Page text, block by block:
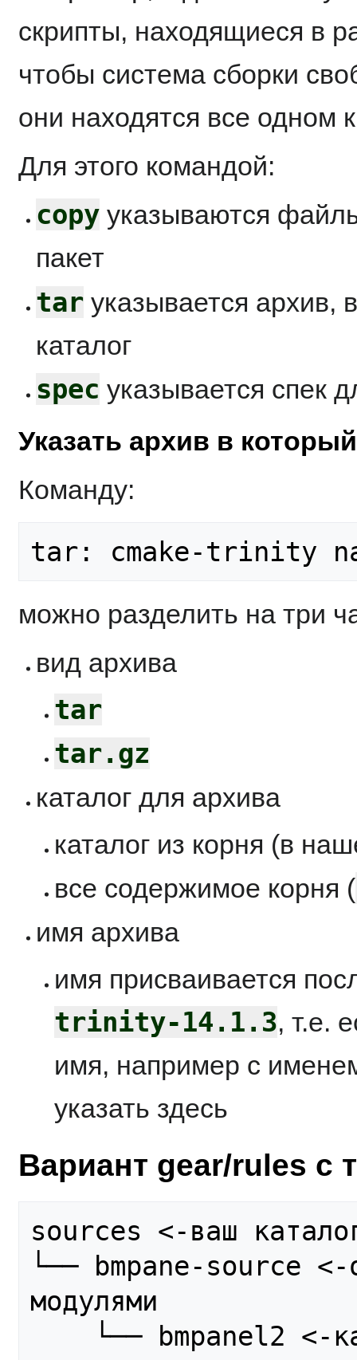
скрипты, находящиеся в
чтобы система сборки
они находятся все одном
Для этого командой:
copy указываются
пакет
tar указывается архив,
каталог
spec указывается спек
Указать архив в
Команду:
можно разделить на три
вид архива
tar
tar.gz
каталог для архива
каталог из корня (в
все содержимое корня (
имя архива
имя присваивается
trinity-14.1.3, т.е.
имя, например с
указать здесь
Вариант gear/rules с
sources <-ваш
└── bmpane-source
модулями